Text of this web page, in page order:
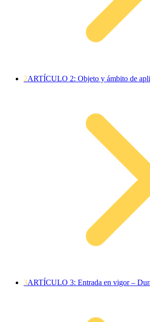
2ARTÍCULO 2: Objeto y ámbito de
3ARTÍCULO 3: Entrada en vigor –